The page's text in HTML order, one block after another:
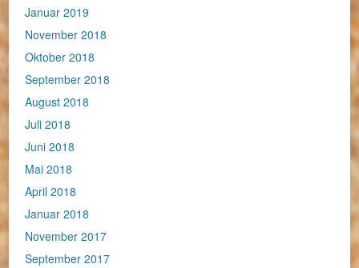
Januar 2019
November 2018
Oktober 2018
September 2018
August 2018
Juli 2018
Juni 2018
Mai 2018
April 2018
Januar 2018
November 2017
September 2017